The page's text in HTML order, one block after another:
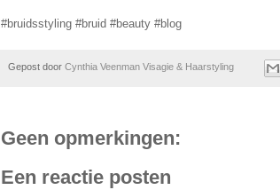
#bruidsstyling #bruid #beauty #blog
Gepost door Cynthia Veenman Visagie & Haarstyling
Geen opmerkingen:
Een reactie posten